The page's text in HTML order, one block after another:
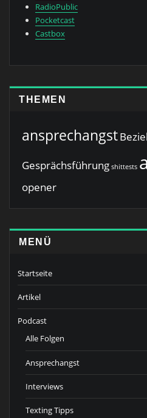
RadioPublic
Pocketcast
Castbox
THEMEN
ansprechangst
Gesprächsführung shittests
opener
MENÜ
Startseite
Artikel
Podcast
Alle Folgen
Ansprechangst
Interviews
Texting Tipps